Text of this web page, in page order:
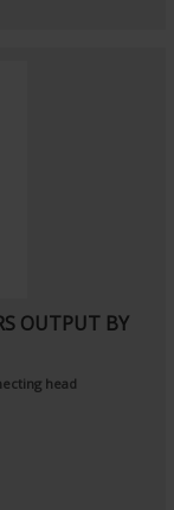
OUTPUT BY
head